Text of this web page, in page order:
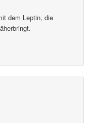
dem Leptin, die